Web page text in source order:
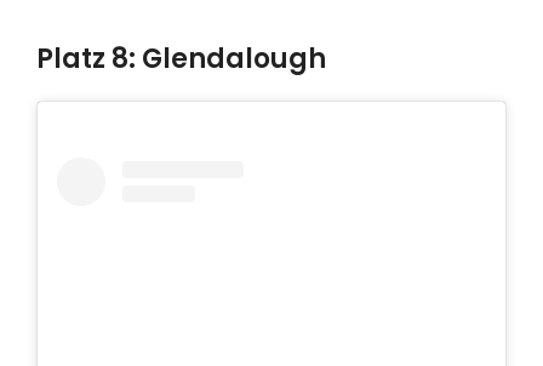
Platz 8: Glendalough